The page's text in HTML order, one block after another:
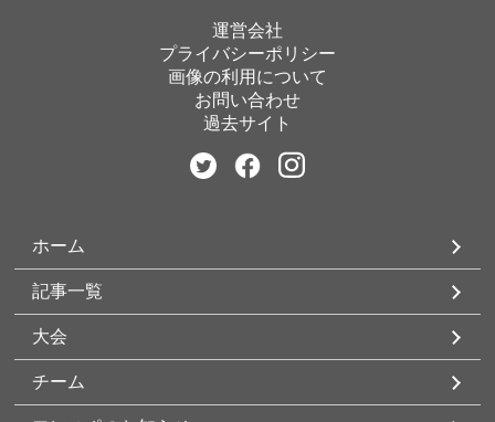
運営会社
プライバシーポリシー
画像の利用について
お問い合わせ
過去サイト
ホーム
記事一覧
大会
チーム